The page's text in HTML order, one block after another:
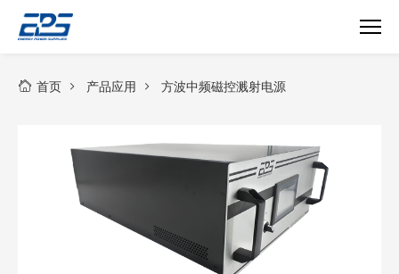
首页 产品应用 方波中频磁控溅射电源